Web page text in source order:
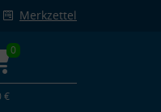
Merkzettel
0
€